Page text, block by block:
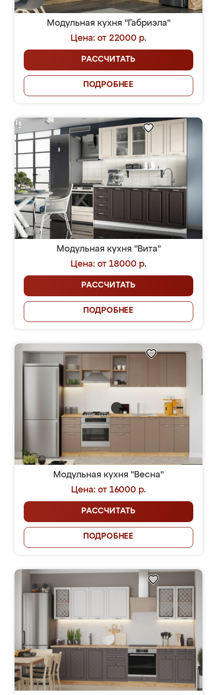
Модульная кухня "Габриэла"
Цена: от 22000 р.
РАССЧИТАТЬ
ПОДРОБНЕЕ
Модульная кухня "Вита"
Цена: от 18000 р.
РАССЧИТАТЬ
ПОДРОБНЕЕ
Модульная кухня "Весна"
Цена: от 16000 р.
РАССЧИТАТЬ
ПОДРОБНЕЕ